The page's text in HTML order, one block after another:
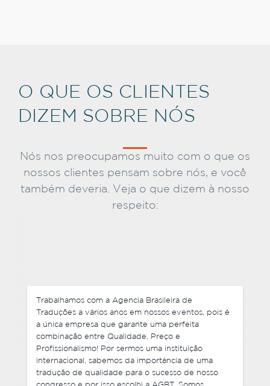
O QUE OS CLIENTES
DIZEM SOBRE NÓS
Nós nos preocupamos muito com o que os
nossos clientes pensam sobre nós, e você
também deveria. Veja o que dizem à nosso
respeito:
Não somente negociamos preços competitivos,
mas também cada um de nossos pedidos foram
entregues antes do prazo e foram muito flexíveis
com mudanças de última hora em alguns dos
arquivos finais que enviamos. Foi ótimo lidar com a
equipe da Agencia Brasileira de Traduções e não
tenho nenhuma hesitação em recomendar os seus
serviços. Estou ansioso por trabalhar com vocês